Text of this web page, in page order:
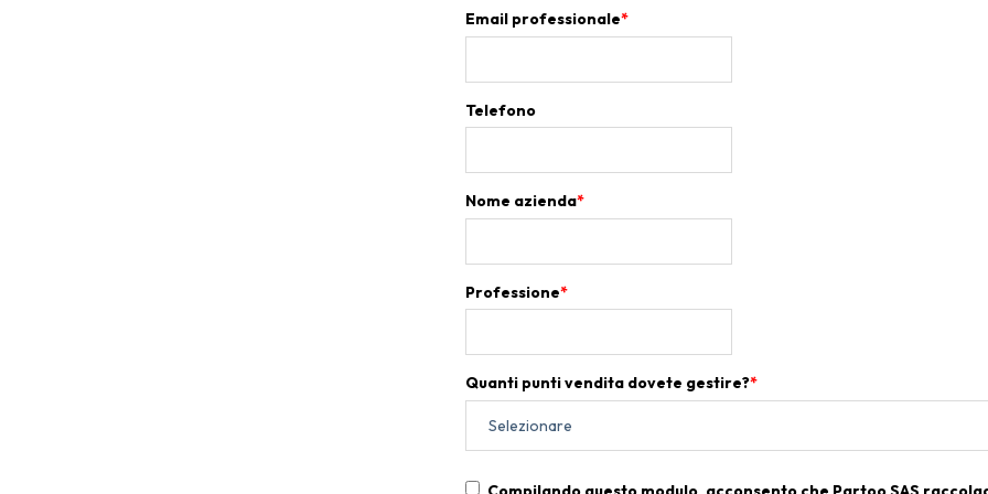
Email professionale*
Telefono
Nome azienda*
Professione*
Quanti punti vendita dovete gestire?*